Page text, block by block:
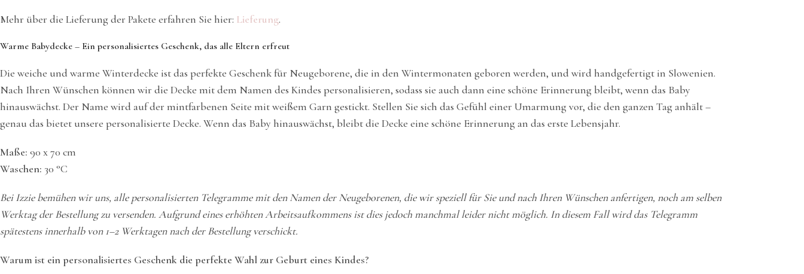
Mehr über die Lieferung der Pakete erfahren Sie hier: Lieferung.
Warme Babydecke – Ein personalisiertes Geschenk, das alle Eltern erfreut
Die weiche und warme Winterdecke ist das perfekte Geschenk für Neugeborene, die in den Wintermonaten geboren werden, und wird handgefertigt in Slowenien.
Nach Ihren Wünschen können wir die Decke mit dem Namen des Kindes personalisieren, sodass sie auch dann eine schöne Erinnerung bleibt, wenn das Baby
hinauswächst. Der Name wird auf der mintfarbenen Seite mit weißem Garn gestickt. Stellen Sie sich das Gefühl einer Umarmung vor, die den ganzen Tag anhält –
genau das bietet unsere personalisierte Decke. Wenn das Baby hinauswächst, bleibt die Decke eine schöne Erinnerung an das erste Lebensjahr.
Maße: 90 x 70 cm
Waschen: 30 °C
Bei Izzie bemühen wir uns, alle personalisierten Telegramme mit den Namen der Neugeborenen, die wir speziell für Sie und nach Ihren Wünschen anfertigen, noch am selben
Werktag der Bestellung zu versenden. Aufgrund eines erhöhten Arbeitsaufkommens ist dies jedoch manchmal leider nicht möglich. In diesem Fall wird das Telegramm
spätestens innerhalb von 1–2 Werktagen nach der Bestellung verschickt.
Warum ist ein personalisiertes Geschenk die perfekte Wahl zur Geburt eines Kindes?